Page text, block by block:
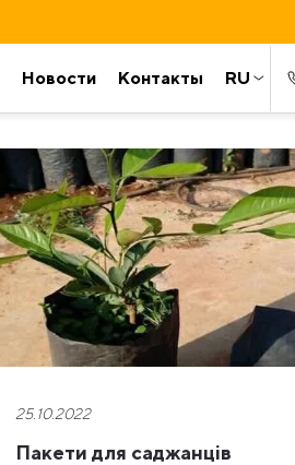
Новости Контакты RU
25.10.2022
Пакети для саджанців